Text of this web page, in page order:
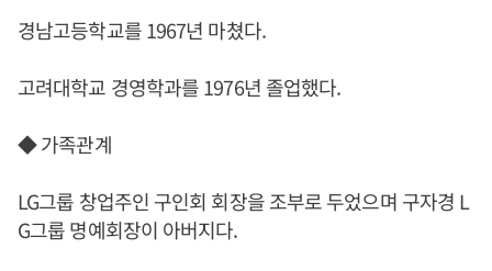
경남고등학교를 1967년 마쳤다.
고려대학교 경영학과를 1976년 졸업했다.
◆ 가족관계
LG그룹 창업주인 구인회 회장을 조부로 두었으며 구자경 L
G그룹 명예회장이 아버지다.